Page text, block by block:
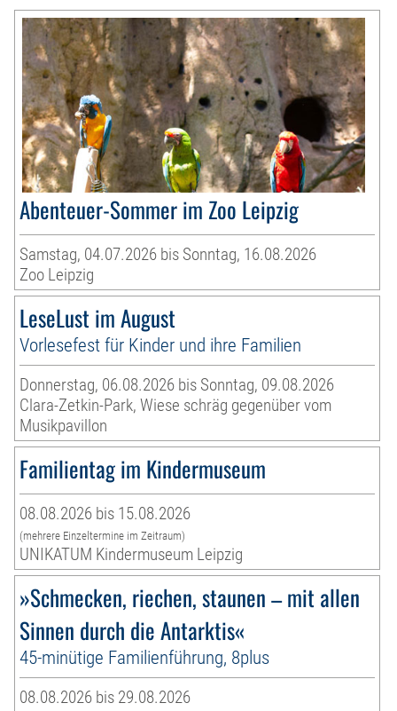
Abenteuer-Sommer im Zoo Leipzig
Samstag, 04.07.2026 bis Sonntag, 16.08.2026
Zoo Leipzig
LeseLust im August
Vorlesefest für Kinder und ihre Familien
Donnerstag, 06.08.2026 bis Sonntag, 09.08.2026
Clara-Zetkin-Park, Wiese schräg gegenüber vom
Musikpavillon
Familientag im Kindermuseum
08.08.2026 bis 15.08.2026
(mehrere Einzeltermine im Zeitraum)
UNIKATUM Kindermuseum Leipzig
»Schmecken, riechen, staunen – mit allen
Sinnen durch die Antarktis«
45-minütige Familienführung, 8plus
08.08.2026 bis 29.08.2026